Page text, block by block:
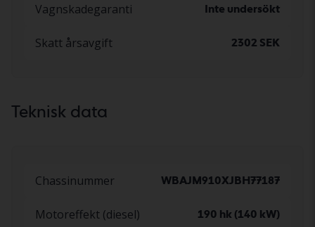
Vagnskadegaranti Inte undersökt
Skatt årsavgift 2302 SEK
Teknisk data
Chassinummer WBAJM910XJBH77187
Motoreffekt (diesel) 190 hk (140 kW)